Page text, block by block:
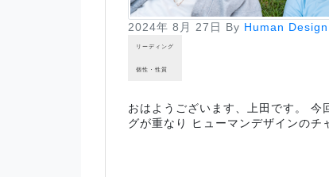
2024年 8月 27日 By Human
リーディング
個性・性質
おはようございます、上田です。
グが重なり ヒューマンデザインのチ